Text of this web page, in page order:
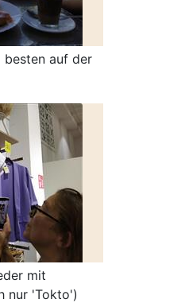
besten auf der
mit
nur 'Tokto')